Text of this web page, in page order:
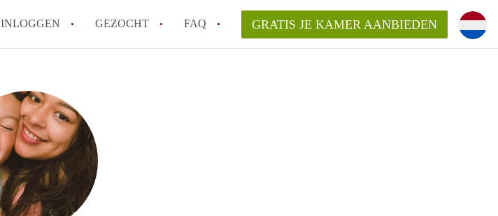
INLOGGEN GEZOCHT FAQ
Hoeveel kost het om te reageren op een Kamer in Den Haag?
Wat is de privacyverklaring van KamerDenHaag?
Berekent KamerDenHaag makelaarsvergoeding/bemiddelingsvergoeding?
Alle veelgestelde vragen
GRATIS JE KAMER AANBIEDEN